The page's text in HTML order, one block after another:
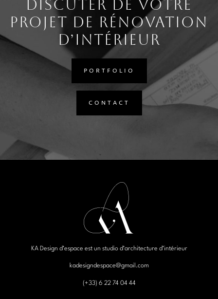
discuter de votre
projet de rénovation
d’intérieur
PORTFOLIO
CONTACT
KA Design d’espace est un studio d’architecture d’intérieur
kadesigndespace@gmail.com
(+33) 6 22 74 04 44